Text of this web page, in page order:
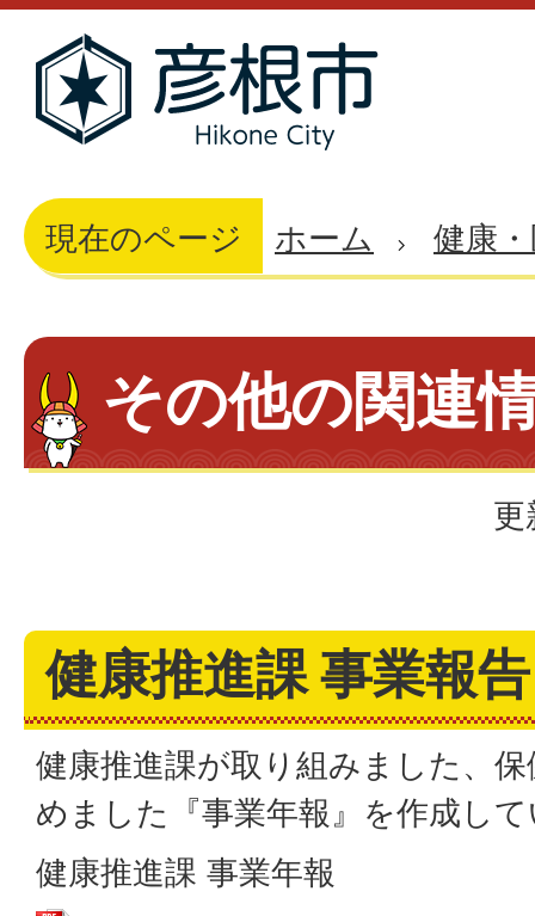
現在のページ ホーム 健康
その他の関連
更
健康推進課 事業報告
健康推進課が取り組みました、
めました『事業年報』を作成し
健康推進課 事業年報